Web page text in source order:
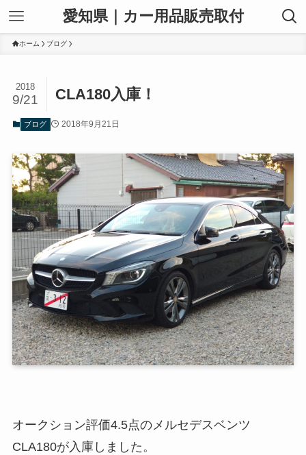
愛知県｜カー用品販売取付
ホーム ブログ
CLA180入庫！
2018
9/21
ブログ 2018年9月21日
オークション評価4.5点のメルセデスベンツ
CLA180が入庫しました。